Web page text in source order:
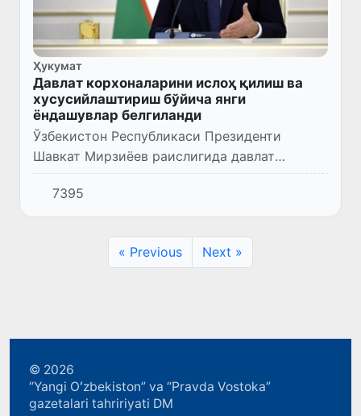
Ҳукумат
Давлат корхоналарини ислоҳ қилиш ва
хусусийлаштириш бўйича янги
ёндашувлар белгиланди
Ўзбекистон Республикаси Президенти
Шавкат Мирзиёев раислигида давлат
иштирокидаги корхоналарни ислоҳ қилиш
ҳамда давлат активларини
хусусийлаштириш масалалари бўйича
видеоселектор...
7395
« Previous Next »
© 2026
“Yangi Oʻzbekiston” va “Pravda Vostoka”
gazetalari tahririyati DM